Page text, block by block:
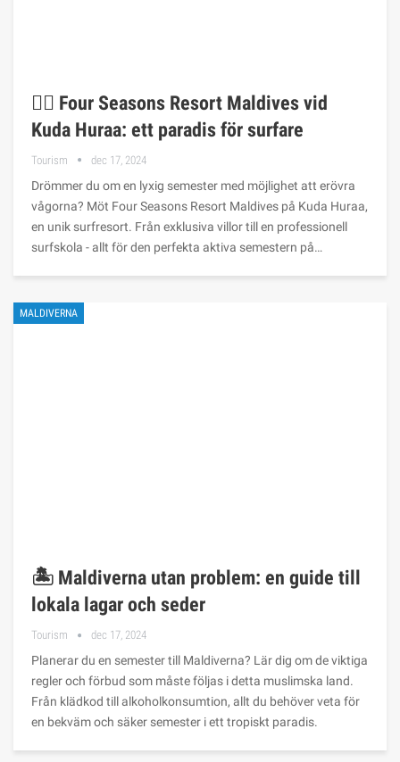
🏄‍♂️ Four Seasons Resort Maldives vid
Kuda Huraa: ett paradis för surfare
Tourism dec 17, 2024
Drömmer du om en lyxig semester med möjlighet att erövra
vågorna? Möt Four Seasons Resort Maldives på Kuda Huraa,
en unik surfresort. Från exklusiva villor till en professionell
surfskola - allt för den perfekta aktiva semestern på…
MALDIVERNA
🏝️ Maldiverna utan problem: en guide till
lokala lagar och seder
Tourism dec 17, 2024
Planerar du en semester till Maldiverna? Lär dig om de viktiga
regler och förbud som måste följas i detta muslimska land.
Från klädkod till alkoholkonsumtion, allt du behöver veta för
en bekväm och säker semester i ett tropiskt paradis.